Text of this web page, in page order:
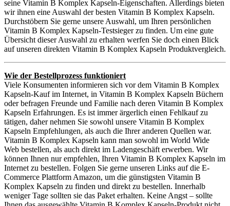
seine Vitamin B Komplex Kapseln-Eigenschaften. Allerdings bieten
wir ihnen eine Auswahl der besten Vitamin B Komplex Kapseln.
Durchstöbern Sie gerne unsere Auswahl, um Ihren persönlichen
Vitamin B Komplex Kapseln-Testsieger zu finden. Um eine gute
Übersicht dieser Auswahl zu erhalten werfen Sie doch einen Blick
auf unseren direkten Vitamin B Komplex Kapseln Produktvergleich.
Wie der Bestellprozess funktioniert
Viele Konsumenten informieren sich vor dem Vitamin B Komplex
Kapseln-Kauf im Internet, in Vitamin B Komplex Kapseln Büchern
oder befragen Freunde und Familie nach deren Vitamin B Komplex
Kapseln Erfahrungen. Es ist immer ärgerlich einen Fehlkauf zu
tätigen, daher nehmen Sie sowohl unsere Vitamin B Komplex
Kapseln Empfehlungen, als auch die Ihrer anderen Quellen war.
Vitamin B Komplex Kapseln kann man sowohl im World Wide
Web bestellen, als auch direkt im Ladengeschäft erwerben. Wir
können Ihnen nur empfehlen, Ihren Vitamin B Komplex Kapseln im
Internet zu bestellen. Folgen Sie gerne unseren Links auf die E-
Commerce Plattform Amazon, um die günstigsten Vitamin B
Komplex Kapseln zu finden und direkt zu bestellen. Innerhalb
weniger Tage sollten sie das Paket erhalten. Keine Angst – sollte